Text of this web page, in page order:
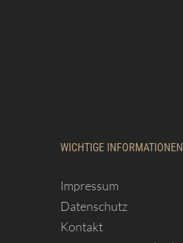
WICHTIGE INFORMATIONEN
Impressum
Datenschutz
Kontakt